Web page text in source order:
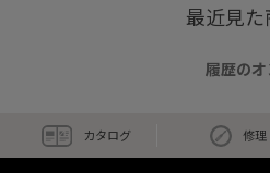
最近見た
履歴の
カタログ 修理